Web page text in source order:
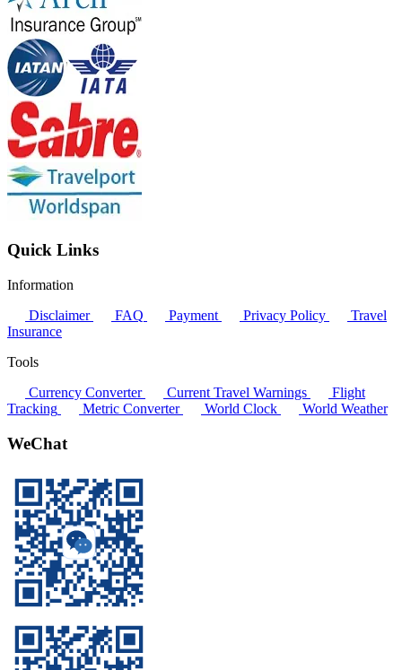
Quick Links
Information
Disclaimer
FAQ Payment Privacy Policy
Travel
Insurance
Tools
Currency Converter
Current Travel Warnings
Flight
Tracking
Metric Converter World Clock World Weather
WeChat